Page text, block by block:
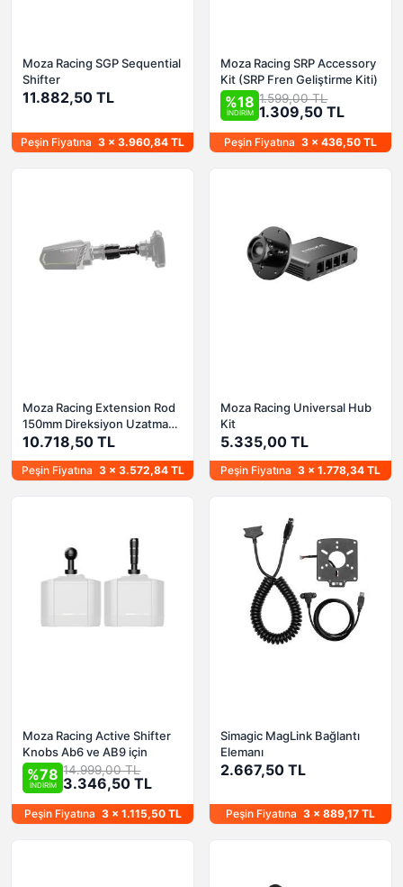
Moza Racing SGP Sequential
Shifter
11.882,50 TL
Peşin Fiyatına 3 x 3.960,84 TL
Moza Racing SRP Accessory
Kit (SRP Fren Geliştirme Kiti)
%18
İNDİRİM
1.599,00 TL
1.309,50 TL
Peşin Fiyatına 3 x 436,50 TL
Moza Racing Extension Rod
150mm Direksiyon Uzatma
Aparatı
10.718,50 TL
Peşin Fiyatına 3 x 3.572,84 TL
Moza Racing Universal Hub
Kit
5.335,00 TL
Peşin Fiyatına 3 x 1.778,34 TL
Moza Racing Active Shifter
Knobs Ab6 ve AB9 için
%78
İNDİRİM
14.999,00 TL
3.346,50 TL
Peşin Fiyatına 3 x 1.115,50 TL
Simagic MagLink Bağlantı
Elemanı
2.667,50 TL
Peşin Fiyatına 3 x 889,17 TL